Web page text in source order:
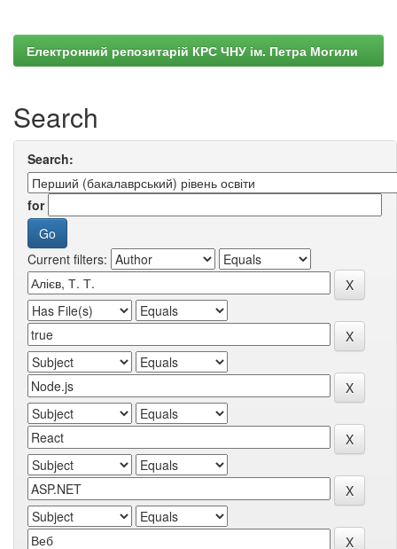
Електронний репозитарій КРС ЧНУ ім. Петра Могили
Search
Search:
for
Current filters: